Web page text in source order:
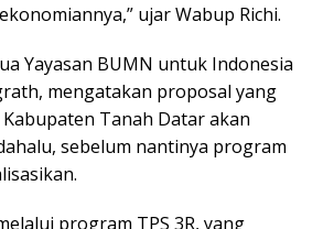
ujar Wabup Richi.
Yayasan BUMN untuk Indonesia
mengatakan proposal yang
Tanah Datar akan
sebelum nantinya program
program TPS 3R, yang